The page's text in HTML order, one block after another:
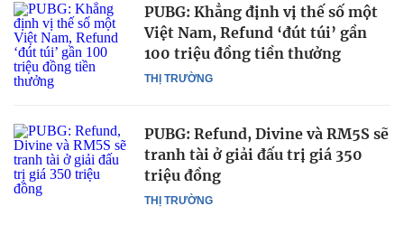
THỊ TRƯỜNG
PUBG: Khẳng định vị thế số một
Việt Nam, Refund ‘đút túi’ gần
100 triệu đồng tiền thưởng
THỊ TRƯỜNG
PUBG: Refund, Divine và RM5S sẽ
tranh tài ở giải đấu trị giá 350
triệu đồng